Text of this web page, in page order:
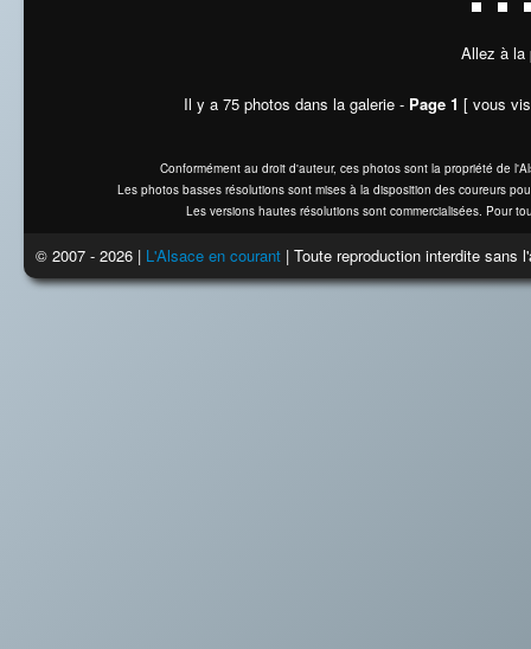
Allez à
Il y a 75 photos dans la galerie - Page 1 [ vous
Conformément au droit d'auteur, ces photos sont la propriété de
Les photos basses résolutions sont mises à la disposition des coureurs
Les versions hautes résolutions sont commercialisées. Pour
© 2007 - 2026 | L'Alsace en courant | Toute reproduction interdite sans